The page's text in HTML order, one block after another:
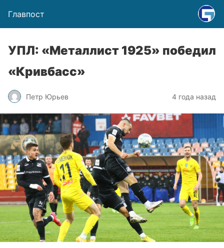
Главпост
УПЛ: «Металлист 1925» победил
«Кривбасс»
Петр Юрьев 4 года назад